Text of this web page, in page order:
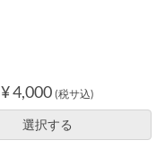
¥ 4,000 (税サ込)
選択する